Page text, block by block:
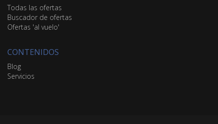
Todas las ofertas
Buscador de ofertas
Ofertas 'al vuelo'
CONTENIDOS
Blog
Servicios